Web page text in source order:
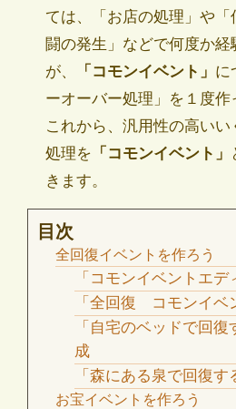
ては、「お店の処理」や
闘の発生」などで何度か経
が、
「コモンイベント」 に
ーオーバー処理」を１度作
これから、汎用性の高いい
処理を 「コモンイベント」
きます。
目次
全回復イベントを作ろう
「コモンイベントエデ
「全回復 コモンイベ
「自宅のベッドで回
成
「森にある泉で回復
お宝イベントを作ろう